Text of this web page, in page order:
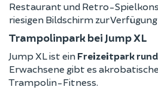
Restaurant und Retro-
riesigen Bildschirm zur
Trampolinpark bei Jump XL
Jump XL ist ein Freizeitpark
Erwachsene gibt es
Trampolin-Fitness.